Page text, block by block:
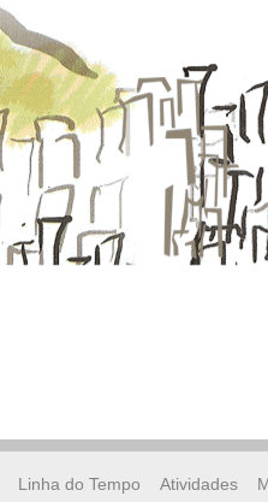
Linha do Tempo Atividades